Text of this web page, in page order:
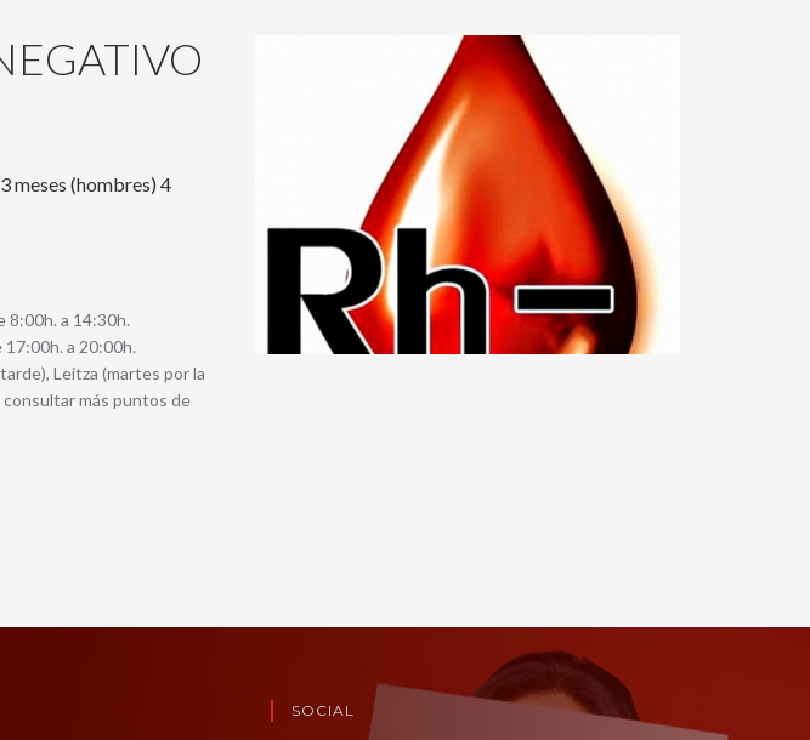
meses (hombres) 4
8:00h. a 14:30h.
17:00h. a 20:00h.
Leitza (martes por la
consultar más puntos de
SOCIAL